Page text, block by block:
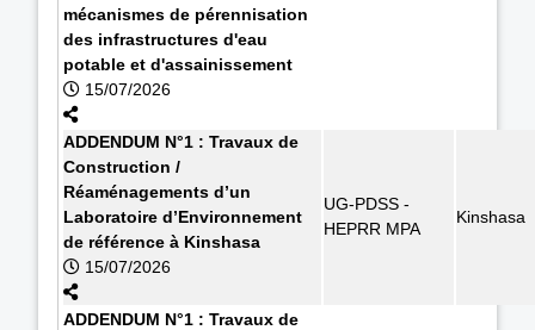
mécanismes de pérennisation
des infrastructures d'eau
potable et d'assainissement
15/07/2026
ADDENDUM N°1 : Travaux de
Construction /
Réaménagements d’un
Laboratoire d’Environnement
de référence à Kinshasa
15/07/2026
UG-PDSS -
HEPRR MPA
Kinshasa
ADDENDUM N°1 : Travaux de